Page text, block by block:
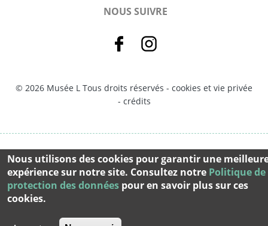
NOUS SUIVRE
© 2026 Musée L Tous droits réservés - cookies et vie privée
- crédits
Nous utilisons des cookies pour garantir une
expérience sur notre site. Consultez notre Politique de
protection des donnéespour en savoir plus sur ces
cookies.